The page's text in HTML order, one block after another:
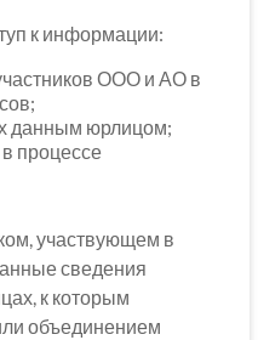
к информации:
ООО и АО в
данным юрлицом;
процессе
участвующем в
сведения
к которым
объединением